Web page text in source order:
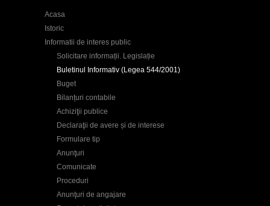
Acasa
Istoric
Informatii de interes public
Solicitare informații. Legislație
Buletinul Informativ (Legea 544/2001)
Buget
Bilanțuri contabile
Achiziţii publice
Declaraţii de avere și de interese
Formulare tip
Anunţuri
Comunicate
Proceduri
Anunţuri de angajare